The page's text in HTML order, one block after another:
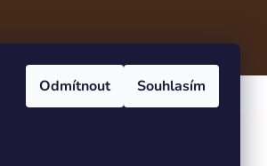
Odmítnout Souhlasím
Vytvořil Shoptet